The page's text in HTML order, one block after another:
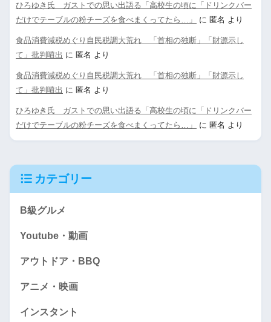
ひろゆき氏 ガストでの思い出語る「高校生の頃に「ドリンクバー
だけでテーブルの粉チーズを食べまくってたら…」
に 匿名 より
食品消費減税めぐり自民税調大荒れ 「首相の独断」「財源示し
て」批判噴出 に 匿名 より
食品消費減税めぐり自民税調大荒れ 「首相の独断」「財源示し
て」批判噴出 に 匿名 より
ひろゆき氏 ガストでの思い出語る「高校生の頃に「ドリンクバー
だけでテーブルの粉チーズを食べまくってたら…」
に 匿名 より
カテゴリー
B級グルメ
Youtube・動画
アウトドア・BBQ
アニメ・映画
インスタント